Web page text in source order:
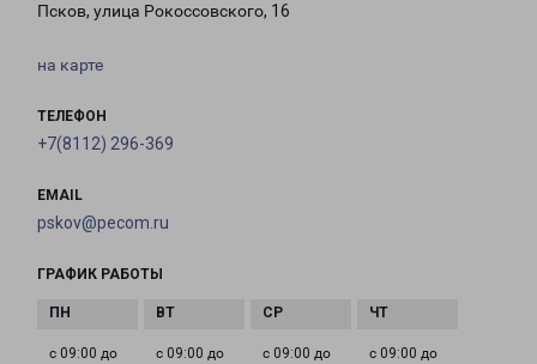
Псков, улица Рокоссовского, 16
на карте
ТЕЛЕФОН
+7(8112) 296-369
EMAIL
pskov@pecom.ru
ГРАФИК РАБОТЫ
с 09:00 до
с 09:00 до
с 09:00 до
с 09:00 до